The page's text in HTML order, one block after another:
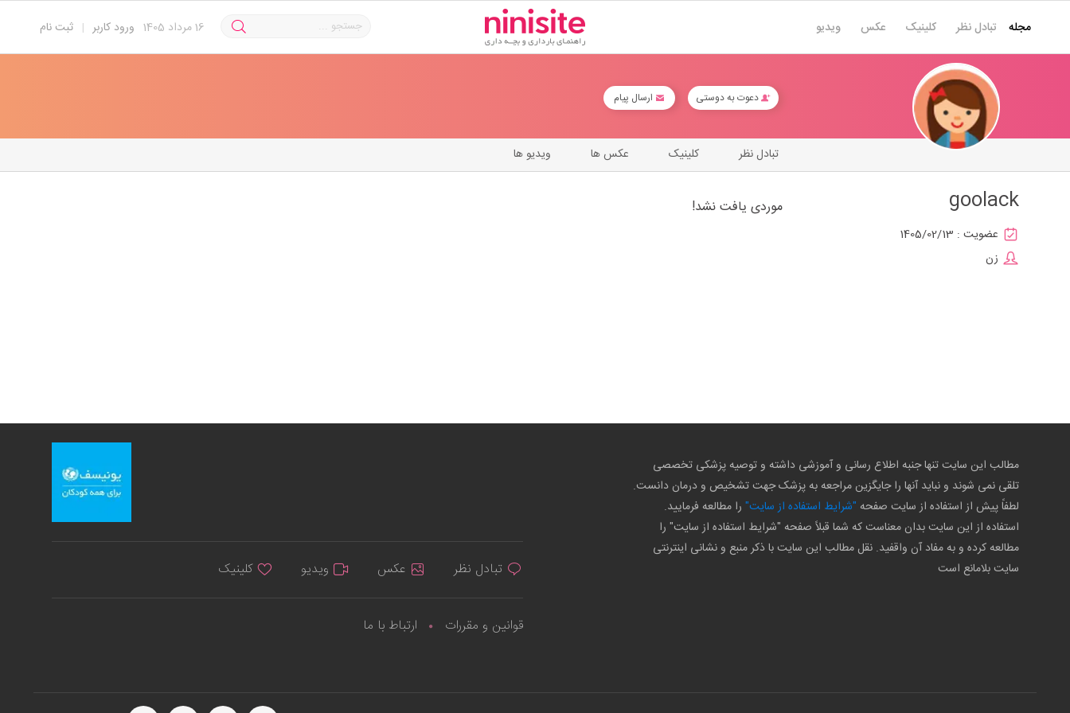
ثبت نام | ورود کاربر 16مرداد 1405 مجله تبادل نظر کلینیک عکس ویدیو
دعوت به دوستی ارسال پیام
ویدیو ها عکس ها کلینیک تبادل نظر
goolack
عضویت : 1405/02/13
زن
موردی یافت نشد!
مطالب این سایت تنها جنبه اطلاع رسانی و آموزشی داشته و توصیه پزشکی تخصصی
تلقی نمی شوند و نباید آنها را جایگزین مراجعه به پزشک جهت تشخیص و درمان دانست.
لطفاً پیش از استفاده از سایت صفحه "شرایط استفاده از سایت" را مطالعه فرمایید.
استفاده از این سایت بدان معناست که شما قبلاً صفحه "شرایط استفاده از سایت" را
مطالعه کرده و به مفاد آن واقفید. نقل مطالب این سایت با ذکر منبع و نشانی اینترنتی
سایت بلامانع است
تبادل نظر عکس ویدیو کلینیک
قوانین و مقررات ارتباط با ما